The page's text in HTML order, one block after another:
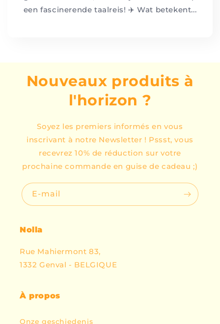
een fascinerende taalreis! ✈️ Wat betekent...
Nouveaux produits à
l'horizon ?
Soyez les premiers informés en vous
inscrivant à notre Newsletter ! Pssst, vous
recevrez 10% de réduction sur votre
prochaine commande en guise de cadeau ;)
E‑mail
Nolla
Rue Mahiermont 83,
1332 Genval - BELGIQUE
À propos
Onze geschiedenis